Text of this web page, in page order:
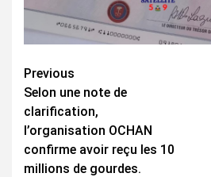
Continue
Reading
Previous
Selon une note de
clarification,
l’organisation OCHAN
confirme avoir reçu les 10
millions de gourdes.